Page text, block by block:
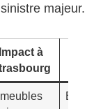
majeur.
Impact à